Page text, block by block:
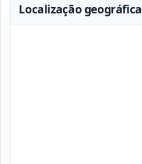
Localização geográfica